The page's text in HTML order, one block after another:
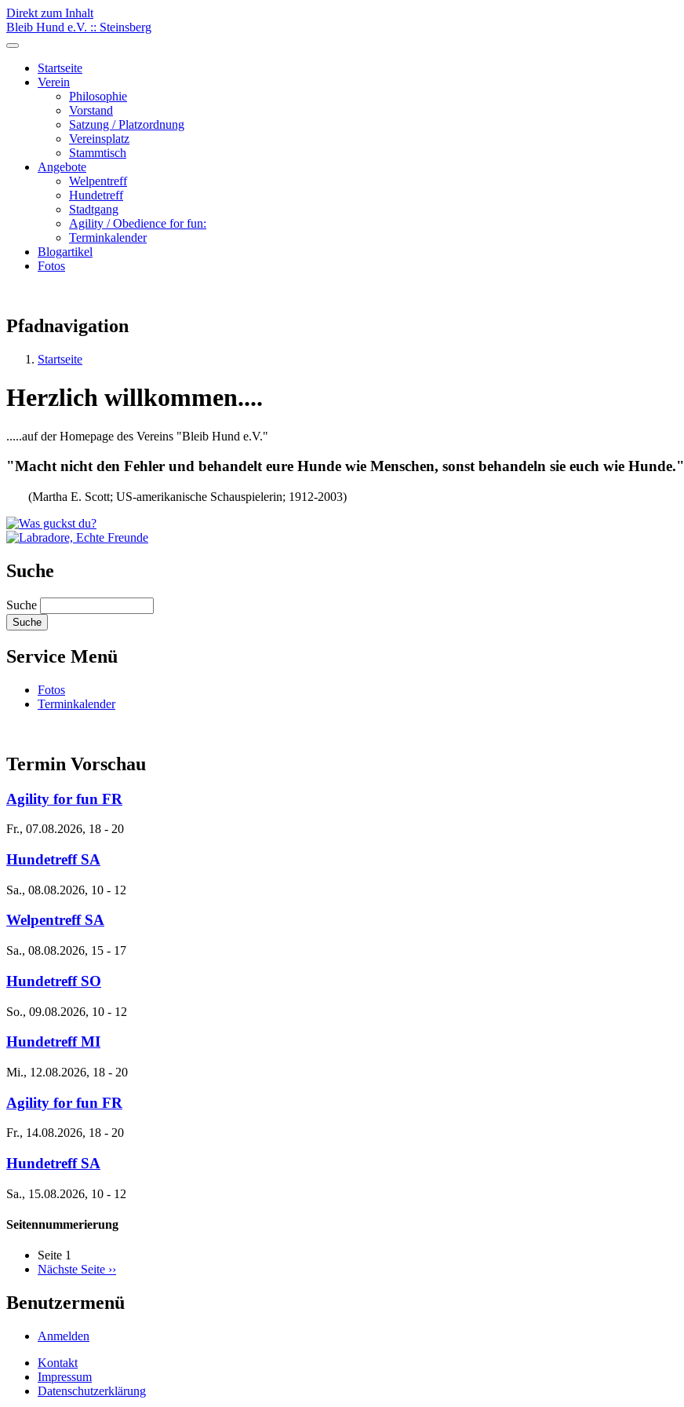
Direkt zum Inhalt
Bleib Hund e.V. :: Steinsberg
Startseite
Verein
Philosophie
Vorstand
Satzung / Platzordnung
Vereinsplatz
Stammtisch
Angebote
Welpentreff
Hundetreff
Stadtgang
Agility / Obedience for fun:
Terminkalender
Blogartikel
Fotos
Pfadnavigation
Startseite
Herzlich willkommen....
.....auf der Homepage des Vereins "Bleib Hund e.V."
"Macht nicht den Fehler und behandelt eure Hunde wie Menschen, sonst behandeln sie euch wie Hunde."
(Martha E. Scott; US-amerikanische Schauspielerin; 1912-2003)
Suche
Suche
Service Menü
Fotos
Terminkalender
Termin Vorschau
Agility for fun FR
Fr., 07.08.2026, 18 - 20
Hundetreff SA
Sa., 08.08.2026, 10 - 12
Welpentreff SA
Sa., 08.08.2026, 15 - 17
Hundetreff SO
So., 09.08.2026, 10 - 12
Hundetreff MI
Mi., 12.08.2026, 18 - 20
Agility for fun FR
Fr., 14.08.2026, 18 - 20
Hundetreff SA
Sa., 15.08.2026, 10 - 12
Seitennummerierung
Seite 1
Nächste Seite ››
Benutzermenü
Anmelden
Kontakt
Impressum
Datenschutzerklärung